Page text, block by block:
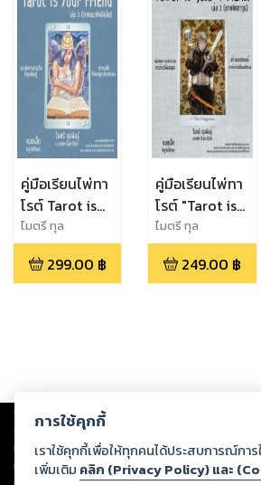
คู่มือเรียนไพ่ทา
โรต์ Tarot is
Your Friend
เล่ม 3 ภาค
แนวคิดลึกลับ
ไมตรี ทุล
พันธุ์,นาฬิกาไพ่ทา
โรต์ 299.00 ฿
คู่มือเรียนไพ่ทา
โรต์ "Tarot is
Your Friend"
เล่ม 2 ภาคติด
อาวุธ
ไมตรี ทุล
พันธุ์,นาฬิกาไพ่ทา
โรต์ 249.00 ฿
Copyright © 2026
ต่อผลงานหรือเนื้อหาใดที่อัปโหลดผ่านเว็บไซต์และปร
ทรัพย์สินทางปัญญาของบุคคลอื่นหรือขัดต่อกฎหมาย
ทุกท่านโปรดใช้วิจารณญาณในการกลั่นกรองด้วยตน
การใช้คุกกี้
เราใช้คุกกี้เพื่อให้ทุกคนได้ประสบการณ์กา
เพิ่มเติม คลิก (Privacy Policy) และ